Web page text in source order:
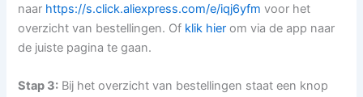
naar https://s.click.aliexpress.com/e/iqj6yfm voor het
overzicht van bestellingen. Of klik hier om via de app naar
de juiste pagina te gaan.
Stap 3: Bij het overzicht van bestellingen staat een knop